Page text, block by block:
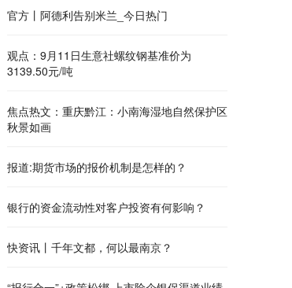
官方丨阿德利告别米兰_今日热门
观点：9月11日生意社螺纹钢基准价为
3139.50元/吨
焦点热文：重庆黔江：小南海湿地自然保护区
秋景如画
报道:期货市场的报价机制是怎样的？
银行的资金流动性对客户投资有何影响？
快资讯丨千年文都，何以最南京？